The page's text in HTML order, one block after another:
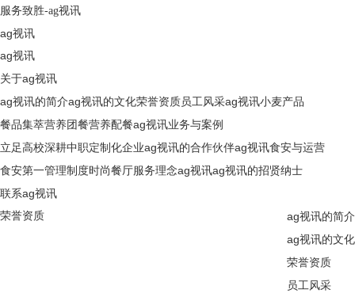
服务致胜-ag视讯
ag视讯
ag视讯
关于ag视讯
ag视讯的简介ag视讯的文化荣誉资质员工风采ag视讯小麦产品
餐品集萃营养团餐营养配餐ag视讯业务与案例
立足高校深耕中职定制化企业ag视讯的合作伙伴ag视讯食安与运营
食安第一管理制度时尚餐厅服务理念ag视讯ag视讯的招贤纳士
联系ag视讯
荣誉资质
ag视讯的简介
ag视讯的文化
荣誉资质
员工风采